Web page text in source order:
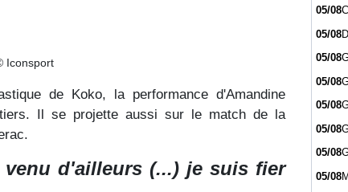
Iconsport
de Koko, la performance d'Amandine
Il se projette aussi sur le match de la
d'ailleurs (...) je suis fier
05/08
05/08
05/08
05/08
05/08
05/08
05/08
05/08